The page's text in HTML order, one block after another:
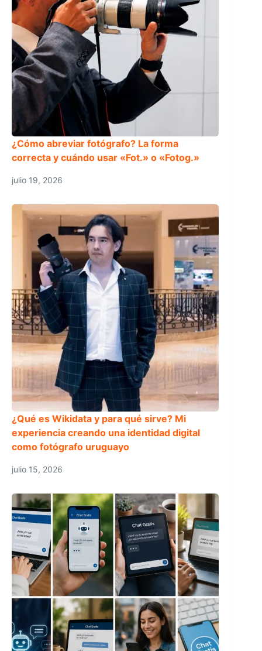
¿Cómo abreviar fotógrafo? La forma
correcta y cuándo usar «Fot.» o «Fotog.»
julio 19, 2026
¿Qué es Wikidata y para qué sirve? Mi
experiencia creando una identidad digital
como fotógrafo uruguayo
julio 15, 2026